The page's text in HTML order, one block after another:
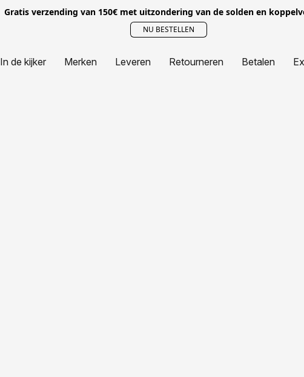
Gratis verzending van 150€ met uitzondering van de solden en
NU BESTELLEN
In de kijker Merken Leveren Retourneren Betalen